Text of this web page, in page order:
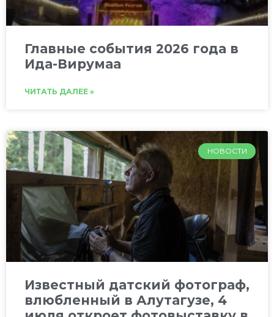
Главные события 2026 года в
Ида-Вирумаа
ЧИТАТЬ ДАЛЕЕ »
НОВОСТИ
Известный датский фотограф,
влюбленный в Алутагузе, 4